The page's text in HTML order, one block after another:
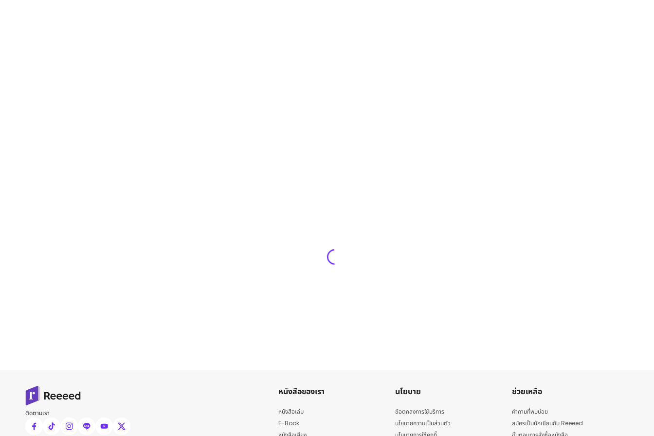
ติดตามเรา
หนังสือของเรา
หนังสือเล่ม
E-Book
นโยบาย
ข้อตกลงการใช้บริการ
นโยบายความเป็นส่วนตัว
ช่วยเหลือ
คำถามที่พบบ่อย
สมัครเป็นนักเขียนกับ Reeeed